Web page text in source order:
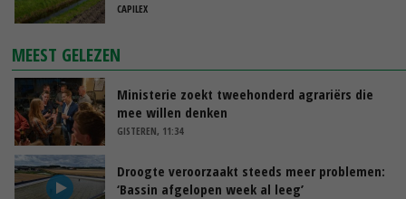
CAPILEX
MEEST GELEZEN
Ministerie zoekt tweehonderd agrariërs die
mee willen denken
GISTEREN, 11:34
Droogte veroorzaakt steeds meer problemen:
‘Bassin afgelopen week al leeg’